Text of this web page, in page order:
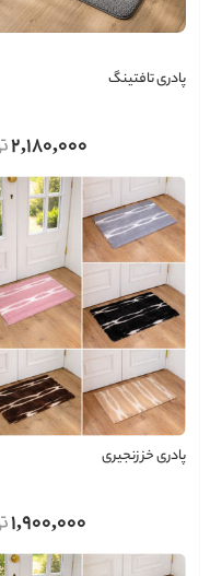
پادری تافتینگ
2,180,000
پادری خز زنجیری
1,900,000